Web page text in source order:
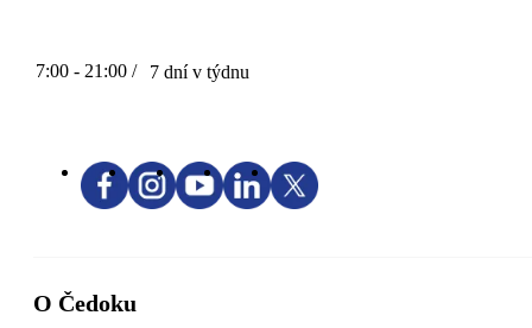
7:00 - 21:00 / 7 dní v týdnu
O Čedoku